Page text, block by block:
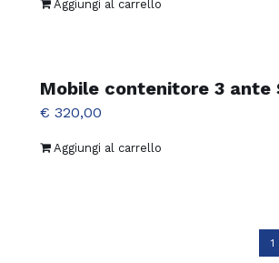
Aggiungi al carrello
Mobile contenitore 3 ante
€ 320,00
Aggiungi al carrello
1